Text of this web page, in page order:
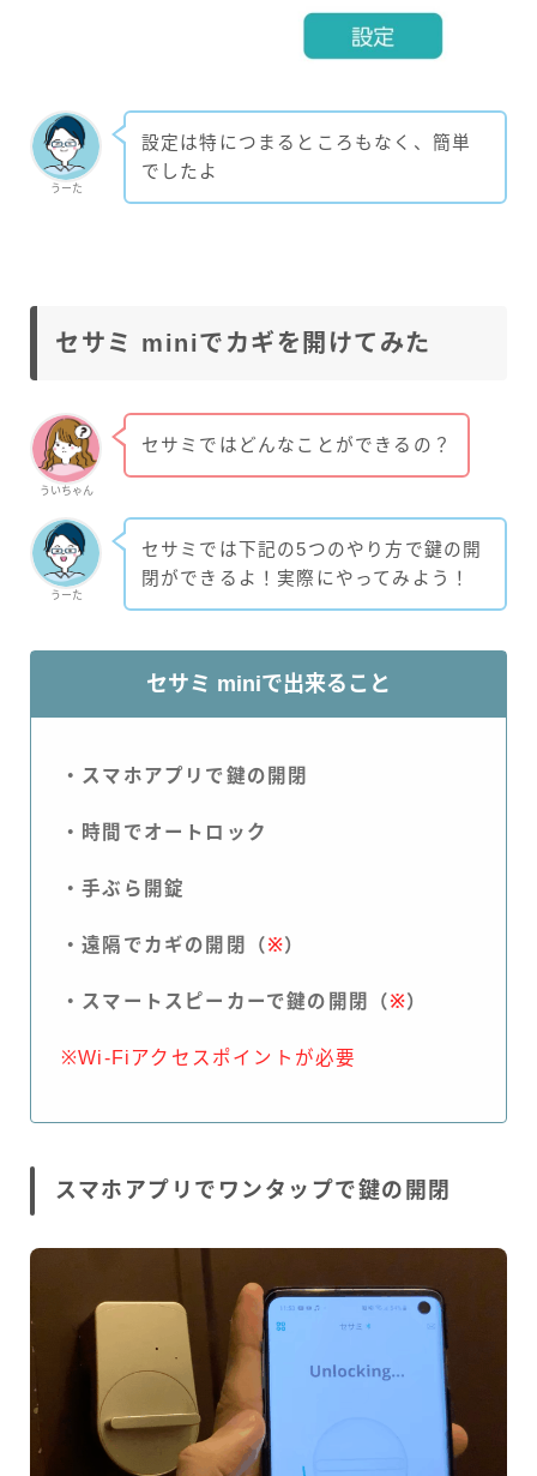
うーた
設定は特につまるところもなく、簡単
でしたよ
セサミ miniでカギを開けてみた
ういちゃん
セサミではどんなことができるの？
うーた
セサミでは下記の5つのやり方で鍵の開
閉ができるよ！実際にやってみよう！
セサミ miniで出来ること
・スマホアプリで鍵の開閉
・時間でオートロック
・手ぶら開錠
・遠隔でカギの開閉（※）
・スマートスピーカーで鍵の開閉（※）
※Wi-Fiアクセスポイントが必要
スマホアプリでワンタップで鍵の開閉